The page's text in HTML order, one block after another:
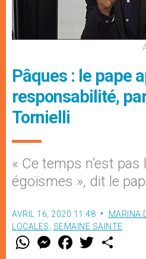
Pâques : le pape
responsabilité,
Tornielli
« Ce temps n’est
égoïsmes », dit le
AVRIL 16, 2020 11:48 MARINA
LOCALES
SEMAINE SAINTE
W M
e
F
a w